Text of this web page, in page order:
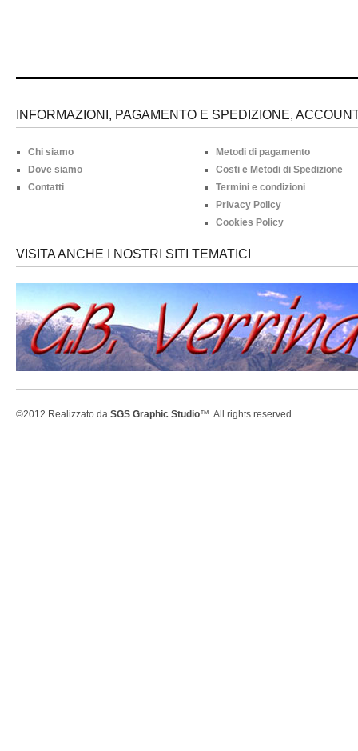
INFORMAZIONI, PAGAMENTO E SPEDIZIONE,
Chi siamo
Dove siamo
Contatti
Metodi di pagamento
Costi e Metodi di Spedizione
Termini e condizioni
Privacy Policy
Cookies Policy
VISITA ANCHE I NOSTRI SITI TEMATICI
©2012 Realizzato da SGS Graphic Studio™. All rights reserved